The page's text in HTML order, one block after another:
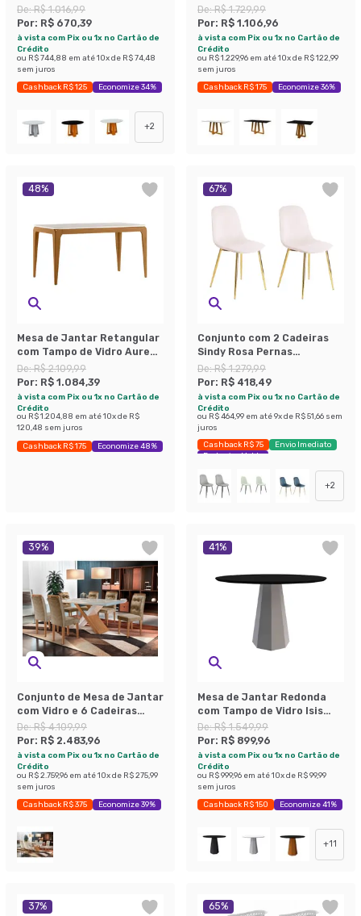
Off White 100 cm
De:R$ 1.016,99
Por: R$ 670,39
à vista com Pix ou 1x no Cartão de
Crédito
ou R$ 744,88 em até10x de R$ 74,48
sem juros
Cashback R$ 125 Economize 34%
+2
Off White e Ype 120 cm
De:R$ 1.729,99
Por: R$ 1.106,96
à vista com Pix ou 1x no Cartão de
Crédito
ou R$ 1.229,96 em até10x de R$ 122,99
sem juros
Cashback R$ 175 Economize 36%
48%
Mesa de Jantar Retangular
com Tampo de Vidro Aurea
Off White e Ypê 160 cm
De:R$ 2.109,99
Por: R$ 1.084,39
à vista com Pix ou 1x no Cartão de
Crédito
ou R$ 1.204,88 em até10x de R$
120,48 sem juros
Cashback R$ 175 Economize 48%
67%
Conjunto com 2 Cadeiras
Sindy Rosa Pernas
Cromadas
De:R$ 1.279,99
Por: R$ 418,49
à vista com Pix ou 1x no Cartão de
Crédito
ou R$ 464,99 em até9x de R$ 51,66 sem
juros
Cashback R$ 75
Envio Imediato
Exclusivo Mobly
+2
39%
Conjunto de Mesa de Jantar
com Vidro e 6 Cadeiras
Imperatriz Suede Off White
e Chocolate
De:R$ 4.109,99
Por: R$ 2.483,96
à vista com Pix ou 1x no Cartão de
Crédito
ou R$ 2.759,96 em até10x de R$ 275,99
sem juros
Cashback R$ 375 Economize 39%
41%
Mesa de Jantar Redonda
com Tampo de Vidro Isis
Preta e Off White 117 cm
De:R$ 1.549,99
Por: R$ 899,96
à vista com Pix ou 1x no Cartão de
Crédito
ou R$ 999,96 em até10x de R$ 99,99
sem juros
Cashback R$ 150 Economize 41%
+11
37% 65%